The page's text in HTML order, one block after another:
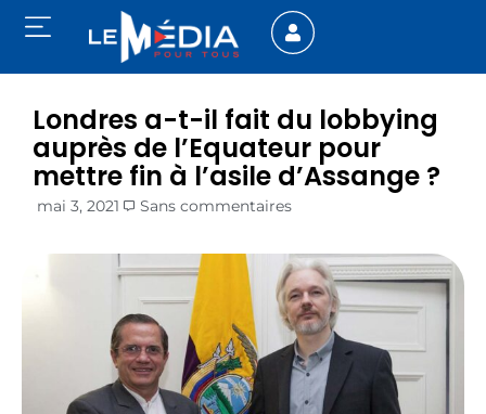
Londres a-t-il fait du lobbying
auprès de l’Equateur pour
mettre fin à l’asile d’Assange ?
mai 3, 2021 Sans commentaires